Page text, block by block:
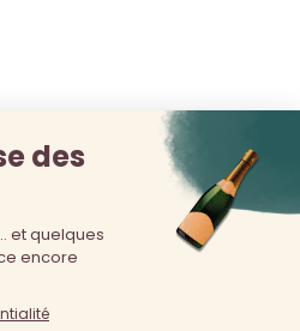
au moins de 18 ans. L'abus
la santé, à consommer avec